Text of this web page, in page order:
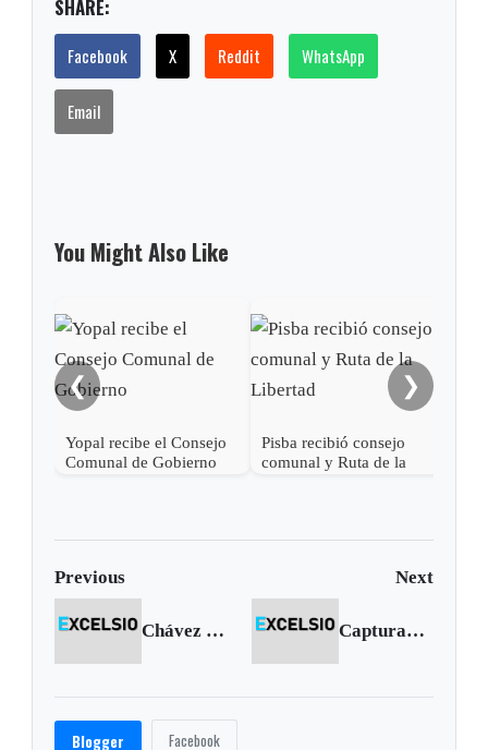
SHARE:
Facebook X Reddit WhatsApp
Email
You Might Also Like
❮
Yopal recibe el Consejo
Comunal de Gobierno
Pisba recibió consejo
comunal y Ruta de la
❯
Previous Next
Chávez manifiesta molestia por bases Capturan uno de los delincuentes más buscados
Blogger Facebook